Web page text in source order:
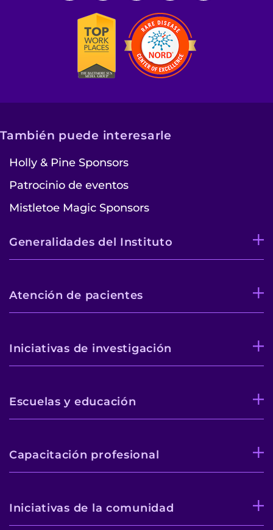
También puede interesarle
Holly & Pine Sponsors
Patrocinio de eventos
Mistletoe Magic Sponsors
Generalidades del Instituto
Atención de pacientes
Iniciativas de investigación
Escuelas y educación
Capacitación profesional
Iniciativas de la comunidad